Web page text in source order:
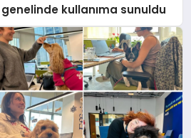
kullanıma sunuldu